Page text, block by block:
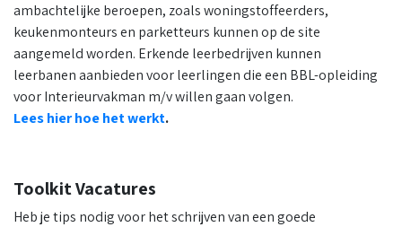
ambachtelijke beroepen, zoals woningstoffeerders,
keukenmonteurs en parketteurs kunnen op de site
aangemeld worden. Erkende leerbedrijven kunnen
leerbanen aanbieden voor leerlingen die een BBL-opleiding
voor Interieurvakman m/v willen gaan volgen.
Lees hier hoe het werkt.
Toolkit Vacatures
Heb je tips nodig voor het schrijven van een goede